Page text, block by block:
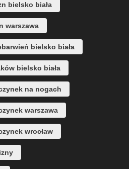
bielsko biała
warszawa
bielsko biała
bielsko biała
na nogach
warszawa
wrocław